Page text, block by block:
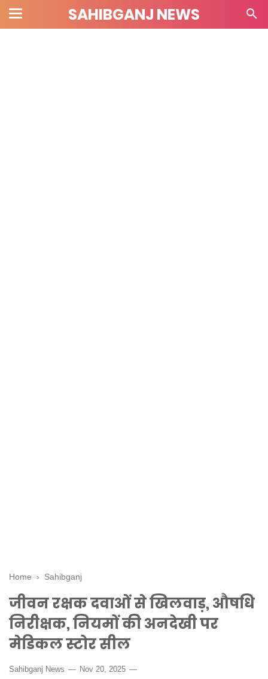
SAHIBGANJ NEWS
Home › Sahibganj
जीवन रक्षक दवाओं से खिलवाड़, औषधि
निरीक्षक, नियमों की अनदेखी पर
मेडिकल स्टोर सील
Sahibganj News Nov 20, 2025